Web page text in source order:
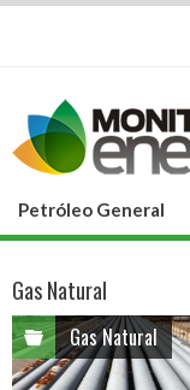
Petróleo General
Gas Natural
Gas Natural